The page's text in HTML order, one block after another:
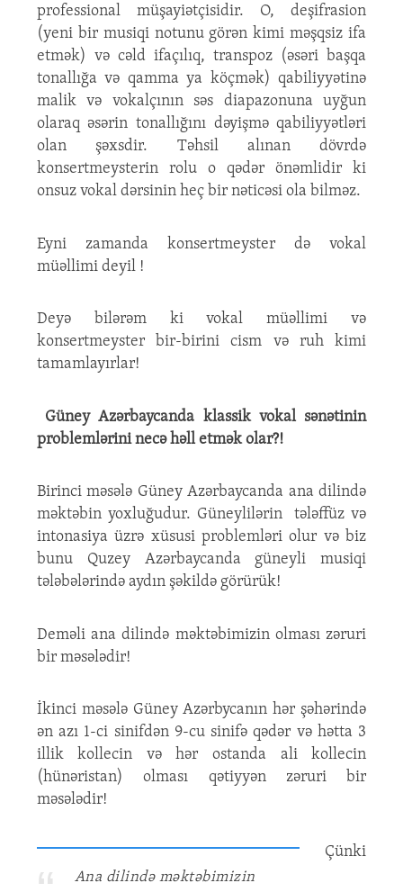
professional müşayiətçisidir. O, deşifrasion
(yeni bir musiqi notunu görən kimi məşqsiz ifa
etmək) və cəld ifaçılıq, transpoz (əsəri başqa
tonallığa və qamma ya köçmək) qabiliyyətinə
malik və vokalçının səs diapazonuna uyğun
olaraq əsərin tonallığını dəyişmə qabiliyyətləri
olan şəxsdir. Təhsil alınan dövrdə
konsertmeysterin rolu o qədər önəmlidir ki
onsuz vokal dərsinin heç bir nəticəsi ola bilməz.
Eyni zamanda konsertmeyster də vokal
müəllimi deyil !
Deyə bilərəm ki vokal müəllimi və
konsertmeyster bir-birini cism və ruh kimi
tamamlayırlar!
Güney Azərbaycanda klassik vokal sənətinin
problemlərini necə həll etmək olar?!
Birinci məsələ Güney Azərbaycanda ana dilində
məktəbin yoxluğudur. Güneylilərin tələffüz və
intonasiya üzrə xüsusi problemləri olur və biz
bunu Quzey Azərbaycanda güneyli musiqi
tələbələrində aydın şəkildə görürük!
Deməli ana dilində məktəbimizin olması zəruri
bir məsələdir!
İkinci məsələ Güney Azərbycanın hər şəhərində
ən azı 1-ci sinifdən 9-cu sinifə qədər və hətta 3
illik kollecin və hər ostanda ali kollecin
(hünəristan) olması qətiyyən zəruri bir
məsələdir!
Ana dilində məktəbimizin
Çünki